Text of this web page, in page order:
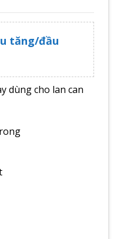
tăng/đầu
dùng cho lan can